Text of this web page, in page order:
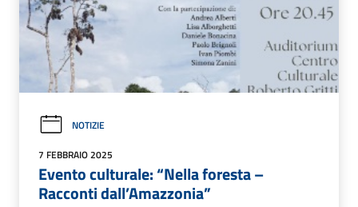
NOTIZIE
7 FEBBRAIO 2025
Evento culturale: “Nella foresta –
Racconti dall’Amazzonia”